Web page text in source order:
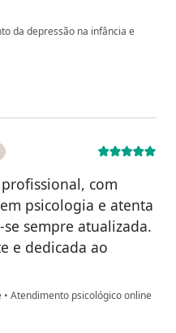
da depressão na infância e
com
psicologia e atenta
sempre atualizada.
e dedicada ao
• Atendimento psicológico online